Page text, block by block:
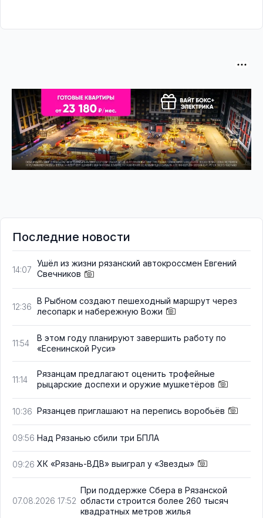
Последние новости
14:07
Ушёл из жизни рязанский автокроссмен Евгений
Свечников
12:36
В Рыбном создают пешеходный маршрут через
лесопарк и набережную Вожи
11:54
В этом году планируют завершить работу по
«Есенинской Руси»
11:14
Рязанцам предлагают оценить трофейные
рыцарские доспехи и оружие мушкетёров
10:36 Рязанцев приглашают на перепись воробьёв
09:56 Над Рязанью сбили три БПЛА
09:26 ХК «Рязань-ВДВ» выиграл у «Звезды»
07.08.2026 17:52
При поддержке Сбера в Рязанской
области строится более 260 тысяч
квадратных метров жилья